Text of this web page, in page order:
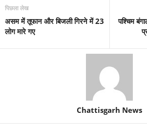
पिछला लेख
असम में तूफान और बिजली गिरने में 23
लोग मारे गए
पश्चिम
Chattisgarh News